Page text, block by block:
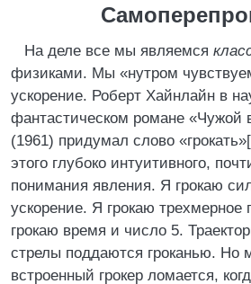
На деле все мы являемся
физиками. Мы «нутром
ускорение. Роберт Хайнлайн в
фантастическом романе «Чужой
(1961) придумал слово
этого глубоко интуитивного,
понимания явления. Я грокаю
ускорение. Я грокаю трехмерное
грокаю время и число 5.
стрелы поддаются гроканью. Но
встроенный грокер ломается,